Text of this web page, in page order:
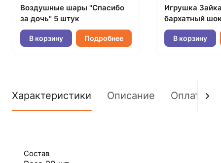
Воздушные шары "Спасибо
за дочь" 5 штук
В корзину Подробнее
Игрушка
бархатный
В корзину
Характеристики Описание Оплата
Состав